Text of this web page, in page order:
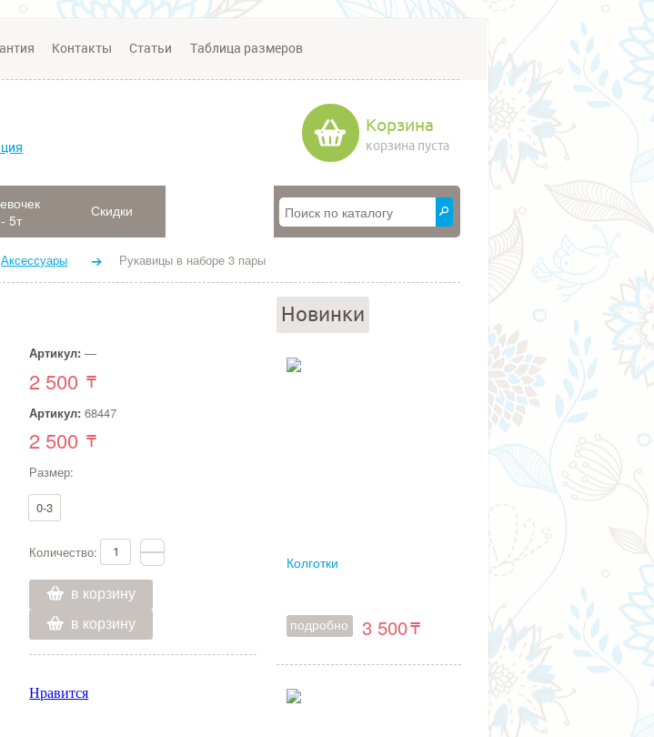
Контакты Статьи Таблица размеров
Корзина
корзина пуста
5т
Скидки
Аксессуары Рукавицы в наборе 3 пары
Артикул: —
2 500
Артикул: 68447
2 500
Размер:
0-3
Количество:
в корзину
в корзину
Нравится
Новинки
Колготки
подробно 3 500